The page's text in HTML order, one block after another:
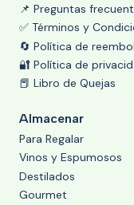
📌 Preguntas
✅ Términos y
🔄 Política de
🔐 Política de
📕 Libro de Quejas
Almacenar
Para Regalar
Vinos y Espumosos
Destilados
Gourmet